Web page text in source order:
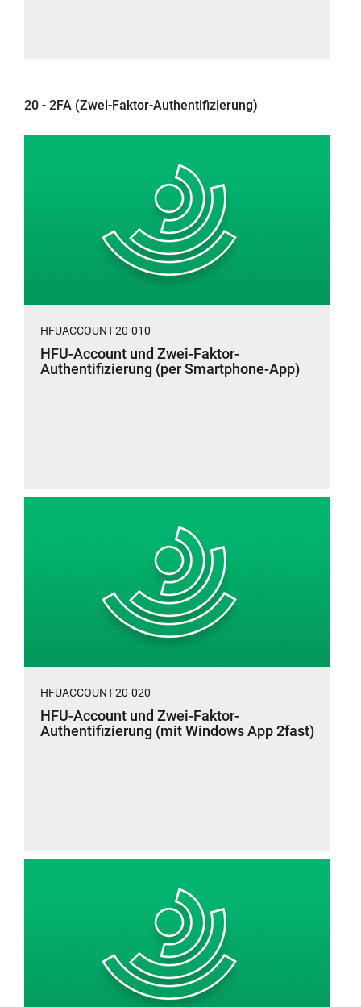
20-
20 - 2FA (Zwei-Faktor-Authentifizierung)
HFUACCOUNT-20-010
HFU-Account und Zwei-Faktor-
Authentifizierung (per Smartphone-App)
HFUACCOUNT-20-020
HFU-Account und Zwei-Faktor-
Authentifizierung (mit Windows App 2fast)